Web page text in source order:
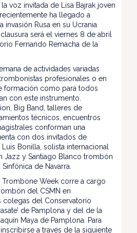
voz invitada de Lisa Bajrak joven
ha llegado a
invasión Rusa en su Ucrania
será el viernes 8 de abril
Fernando Remacha de la
de actividades variadas
profesionales o en
formación como para todos
con este instrumento.
Big Band, talleres de
técnicos, encuentros
conforman una
con dos invitados de
Bonilla, solista internacional
Jazz y Santiago Blanco trombón
de Navarra.
Trombone Week corre a cargo
del CSMN en
del Conservatorio
de Pamplona y del de la
Maya de Pamplona. Para
a través de la siguiente